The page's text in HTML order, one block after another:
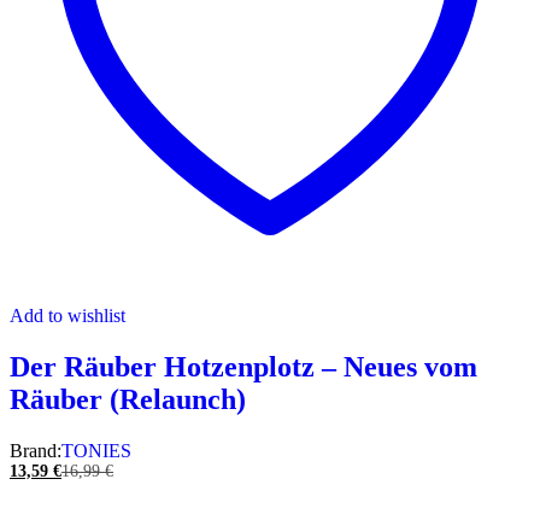
Add to wishlist
Der Räuber Hotzenplotz – Neues vom
Räuber (Relaunch)
Brand:TONIES
13,59 €16,99€